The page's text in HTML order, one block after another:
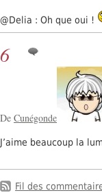
@Delia : Oh que oui !
6
De Cunégonde
J’aime beaucoup la
Fil des